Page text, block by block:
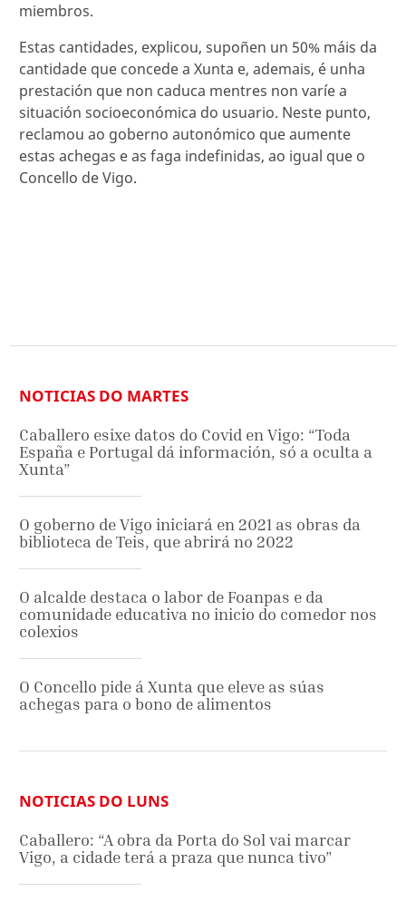
miembros.
Estas cantidades, explicou, supoñen un 50% máis da
cantidade que concede a Xunta e, ademais, é unha
prestación que non caduca mentres non varíe a
situación socioeconómica do usuario. Neste punto,
reclamou ao goberno autonómico que aumente
estas achegas e as faga indefinidas, ao igual que o
Concello de Vigo.
NOTICIAS DO MARTES
Caballero esixe datos do Covid en Vigo: “Toda
España e Portugal dá información, só a oculta a
Xunta”
O goberno de Vigo iniciará en 2021 as obras da
biblioteca de Teis, que abrirá no 2022
O alcalde destaca o labor de Foanpas e da
comunidade educativa no inicio do comedor nos
colexios
O Concello pide á Xunta que eleve as súas
achegas para o bono de alimentos
NOTICIAS DO LUNS
Caballero: “A obra da Porta do Sol vai marcar
Vigo, a cidade terá a praza que nunca tivo”